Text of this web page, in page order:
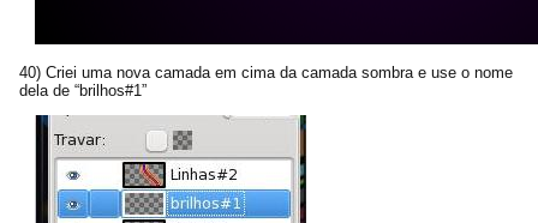
40) Criei uma nova camada em cima da camada sombra e use o nome
dela de “brilhos#1”